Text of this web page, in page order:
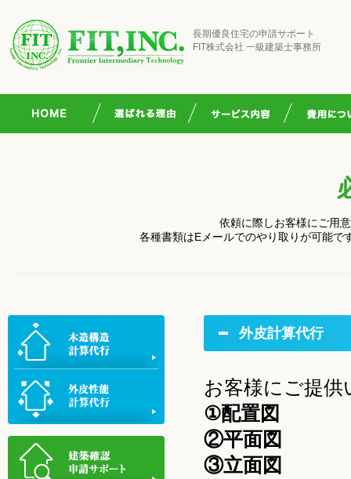
長期優良住宅の申請サポート
FIT株式会社 一級建築士事務所
依頼に際しお客様にご用
各種書類はEメールでのやり取りが可能で
外皮計算代行
お客様にご提
①配置図
②平面図
③立面図